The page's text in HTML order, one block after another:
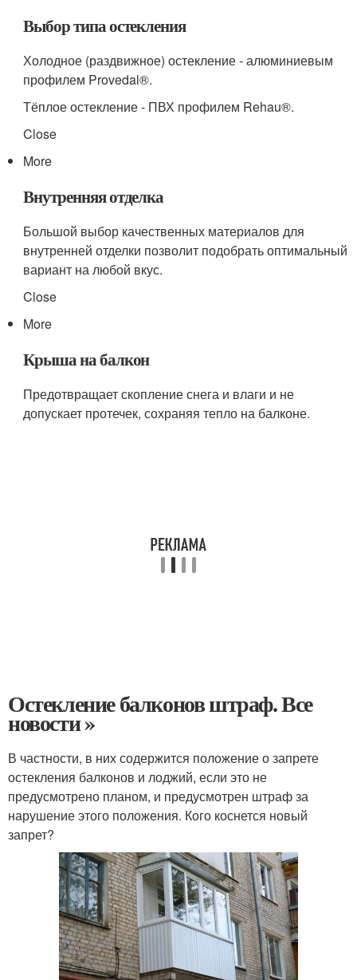
Выбор типа остекления
Холодное (раздвижное) остекление - алюминиевым
профилем Provedal®.
Тёплое остекление - ПВХ профилем Rehau®.
Close
More
Внутренняя отделка
Большой выбор качественных материалов для
внутренней отделки позволит подобрать оптимальный
вариант на любой вкус.
Close
More
Крыша на балкон
Предотвращает скопление снега и влаги и не
допускает протечек, сохраняя тепло на балконе.
Остекление балконов штраф. Все
новости »
В частности, в них содержится положение о запрете
остекления балконов и лоджий, если это не
предусмотрено планом, и предусмотрен штраф за
нарушение этого положения. Кого коснется новый
запрет?